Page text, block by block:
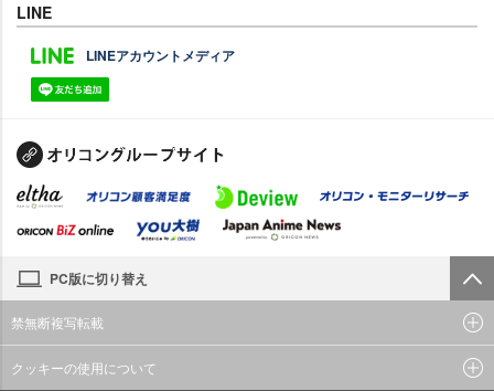
LINE
LINEアカウントメディア
PC版に切り替え
禁無断複写転載
クッキーの使用について